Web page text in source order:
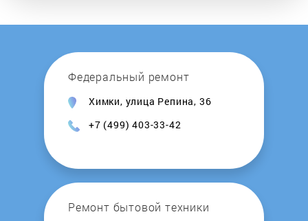
Honeywell
Hosseven
Hydrosta
Федеральный ремонт
Химки, улица Репина, 36
+7 (499) 403-33-42
Ремонт бытовой техники